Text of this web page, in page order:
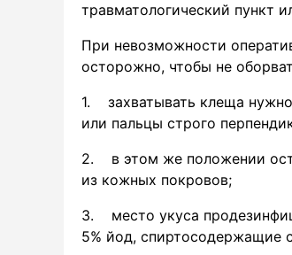
травматологический пункт
При невозможности
осторожно, чтобы не
1. захватывать клеща
или пальцы строго
2. в этом же положении
из кожных покровов;
3. место укуса
5% йод, спиртосодержащие